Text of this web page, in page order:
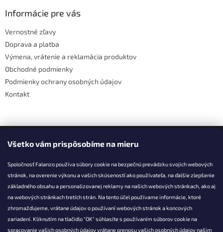
Všetko vám prispôsobíme na mieru
Spoločnosť Falanzo používa súbory cookie na bezpečnú prevádzku svojich webových
stránok, na overenie výkonu a vašich skúseností ako používateľa, na ďalšie zlepšenie
základného obsahu a personalizovanej reklamy na našich webových stránkach, ako aj
na webových stránkach tretích strán. Na tento účel používame informácie, ktoré
zhromažďujeme, vrátane údajov o používaní webových stránok a koncových
zariadení. Kliknutím na tlačidlo "OK" súhlasíte s používaním súborov cookie na
spracovanie vašich osobných údajov vrátane prenosu vašich osobných údajov našim
Informácie pre vás
Vernostné zľavy
Doprava a platba
Výmena, vrátenie a reklamácia produktov
Obchodné podmienky
Podmienky ochrany osobných údajov
Kontakt
Facebook
KONTAKT
info@falanzo.sk
Falanzo.sk